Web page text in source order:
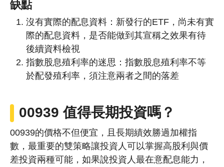
缺點
沒有實際的配息資料：新發行的ETF，尚未有實
際的配息資料，是否能做到其宣稱之效果有待
後續資料檢視
指數股息殖利率的迷思：指數股息殖利率不等
於配發殖利率，須注意兩者之間的落差
00939 值得長期投資嗎？
00939的價格不但便宜，且長期績效勝過加權指
數，最重要的雙策略讓投資人可以掌握高股利與價
差投資兩種可能，如果說投資人最在意配息能力，